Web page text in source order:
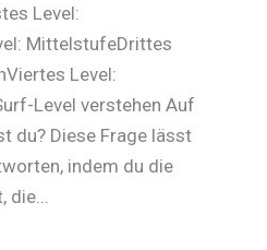
Level:
MittelstufeDrittes
Level:
Level verstehen Auf
du? Diese Frage lässt
indem du die